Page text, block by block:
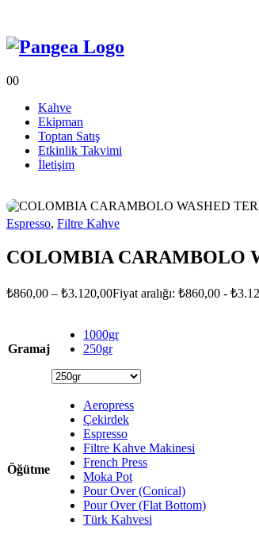
00
Kahve
Ekipman
Toptan Satış
Etkinlik Takvimi
İletişim
Espresso, Filtre Kahve
COLOMBIA CARAMBOLO
₺860,00 – ₺3.120,00Fiyat aralığı: ₺860,00 -
Gramaj
1000gr
250gr
Öğütme
Aeropress
Çekirdek
Espresso
Filtre Kahve Makinesi
French Press
Moka Pot
Pour Over (Conical)
Pour Over (Flat Bottom)
Türk Kahvesi